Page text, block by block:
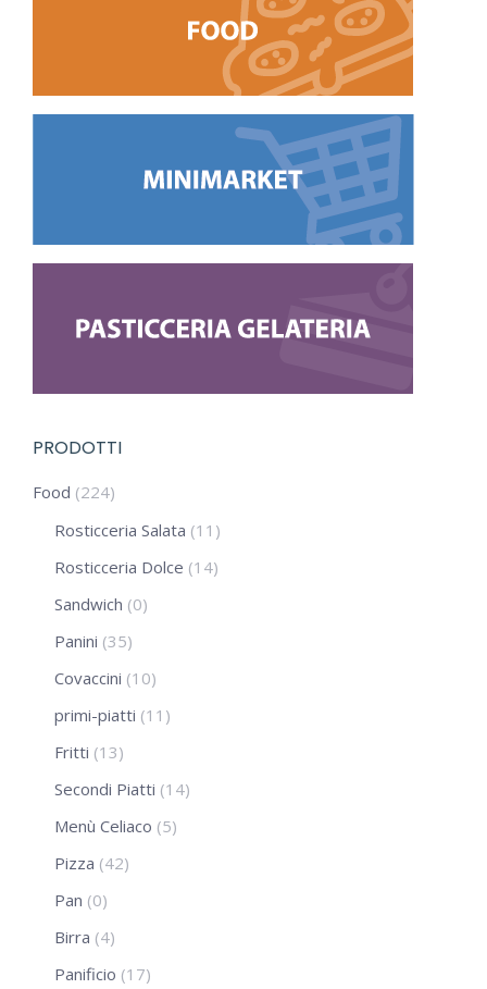
PRODOTTI
Food (224)
Rosticceria Salata (11)
Rosticceria Dolce (14)
Sandwich (0)
Panini (35)
Covaccini (10)
primi-piatti (11)
Fritti (13)
Secondi Piatti (14)
Menù Celiaco (5)
Pizza (42)
Pan (0)
Birra (4)
Panificio (17)